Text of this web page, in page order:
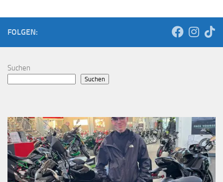
FOLGEN:
Suchen
Suchen